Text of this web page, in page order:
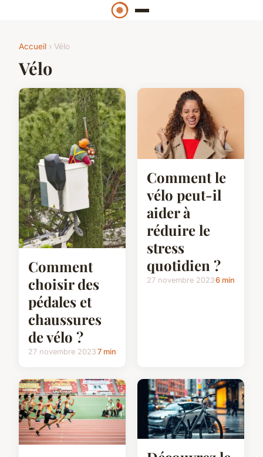
Accueil › Vélo
Vélo
Comment
choisir des
pédales et
chaussures
de vélo ?
27 novembre 2023 7 min
Comment le
vélo peut-il
aider à
réduire le
stress
quotidien ?
27 novembre 20236 min